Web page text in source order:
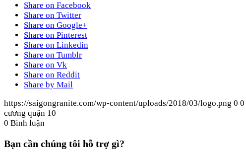
Share on Facebook
Share on Twitter
Share on Google+
Share on Pinterest
Share on Linkedin
Share on Tumblr
Share on Vk
Share on Reddit
Share by Mail
https://saigongranite.com/wp-content/uploads/2018/03/logo.png 0 0
cương quận 10
0 Bình luận
Bạn cần chúng tôi hỗ trợ gì?